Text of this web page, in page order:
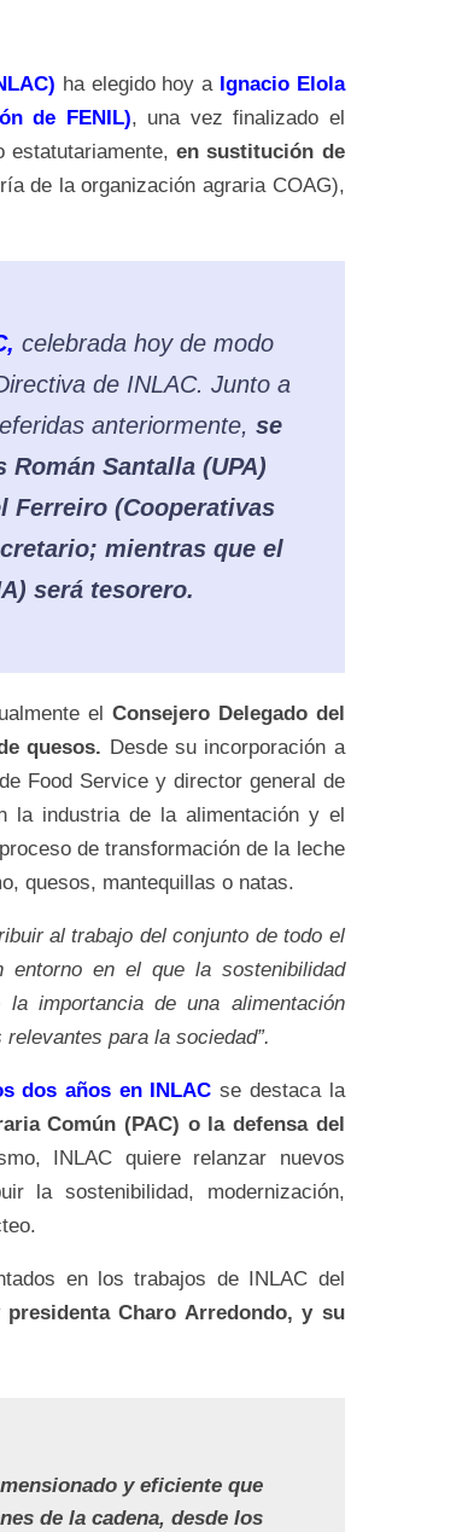
ha elegido hoy aIgnacio Elola
de FENIL), una vez finalizado el
estatutariamente,en sustitución de
de la organización agraria COAG),
celebrada hoy de modo
de INLAC. Junto a
anteriormente, se
Santalla (UPA)
Ferreiro (Cooperativas
mientras que el
será tesorero.
el Consejero Delegado del
quesos. Desde su incorporación a
Food Service y director general de
la industria de la alimentación y el
de transformación de la leche
quesos, mantequillas o natas.
al trabajo del conjunto de todo el
en el que la sostenibilidad
importancia de una alimentación
para la sociedad”.
dos años en INLAC se destaca la
Común (PAC) o la defensa del
INLAC quiere relanzar nuevos
la sostenibilidad, modernización,
en los trabajos de INLAC del
Charo Arredondo, y su
y eficiente que
de la cadena, desde los